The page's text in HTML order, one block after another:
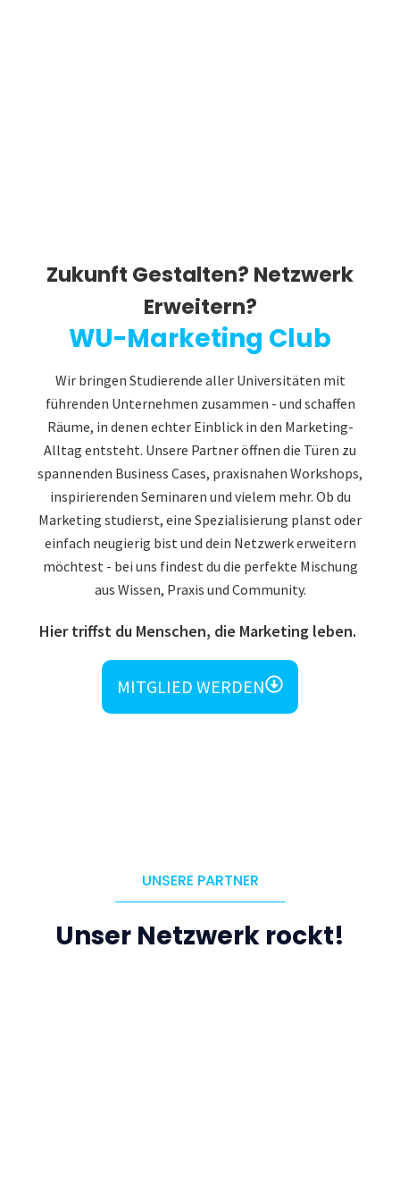
Zukunft Gestalten? Netzwerk
Erweitern?
WU-Marketing Club
Wir bringen Studierende aller Universitäten mit
führenden Unternehmen zusammen - und schaffen
Räume, in denen echter Einblick in den Marketing-
Alltag entsteht. Unsere Partner öffnen die Türen zu
spannenden Business Cases, praxisnahen Workshops,
inspirierenden Seminaren und vielem mehr. Ob du
Marketing studierst, eine Spezialisierung planst oder
einfach neugierig bist und dein Netzwerk erweitern
möchtest - bei uns findest du die perfekte Mischung
aus Wissen, Praxis und Community.
Hier triffst du Menschen, die Marketing leben.
MITGLIED WERDEN
UNSERE PARTNER
Unser Netzwerk rockt!